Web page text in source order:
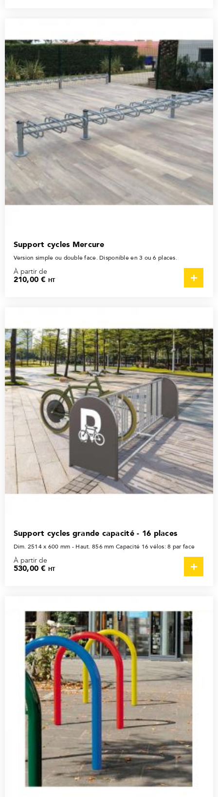
Support cycles Mercure
Version simple ou double face. Disponible en 3 ou 6 places.
À partir de
210,00 €HT
Support cycles grande capacité - 16 places
Dim. 2514 x 600 mm - Haut. 856 mm Capacité 16 vélos: 8 par face
À partir de
530,00 €HT